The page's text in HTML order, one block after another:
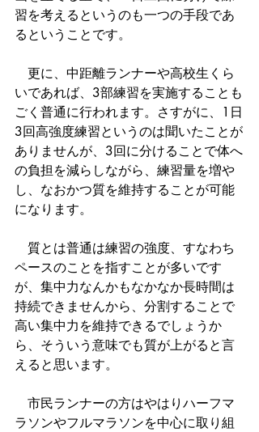
習を考えるというのも一つの手段であ
るということです。
更に、中距離ランナーや高校生くら
いであれば、3部練習を実施することも
ごく普通に行われます。さすがに、1日
3回高強度練習というのは聞いたことが
ありませんが、3回に分けることで体へ
の負担を減らしながら、練習量を増や
し、なおかつ質を維持することが可能
になります。
質とは普通は練習の強度、すなわち
ペースのことを指すことが多いです
が、集中力なんかもなかなか長時間は
持続できませんから、分割することで
高い集中力を維持できるでしょうか
ら、そういう意味でも質が上がると言
えると思います。
市民ランナーの方はやはりハーフマ
ラソンやフルマラソンを中心に取り組